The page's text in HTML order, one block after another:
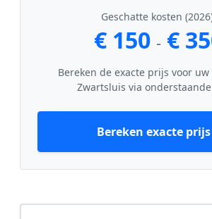
Geschatte kosten
€ 150 - €
Bereken de exacte prijs voor
Zwartsluis via
Bereken exacte